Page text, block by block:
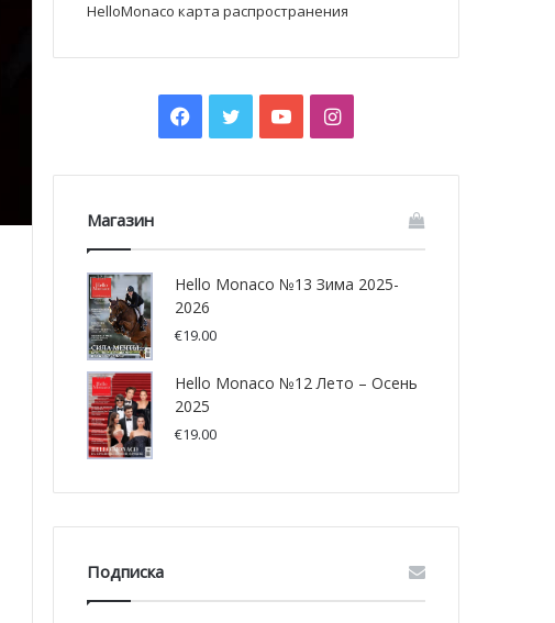
HelloMonaco карта распространения
Facebook
TwitterYouTubeInstagram
Магазин
Hello Monaco №13 Зима 2025-
2026
€19.00
Hello Monaco №12 Лето – Осень
2025
€19.00
Подписка